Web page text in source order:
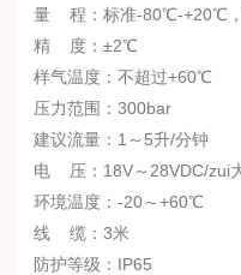
量 程：标准-80℃-+20℃
精 度：±2℃
样气温度：不超过+60℃
压力范围：300bar
建议流量：1～5升/分钟
电 压：18V～28VDC/zui
环境温度：-20～+60℃
线 缆：3米
防护等级：IP65